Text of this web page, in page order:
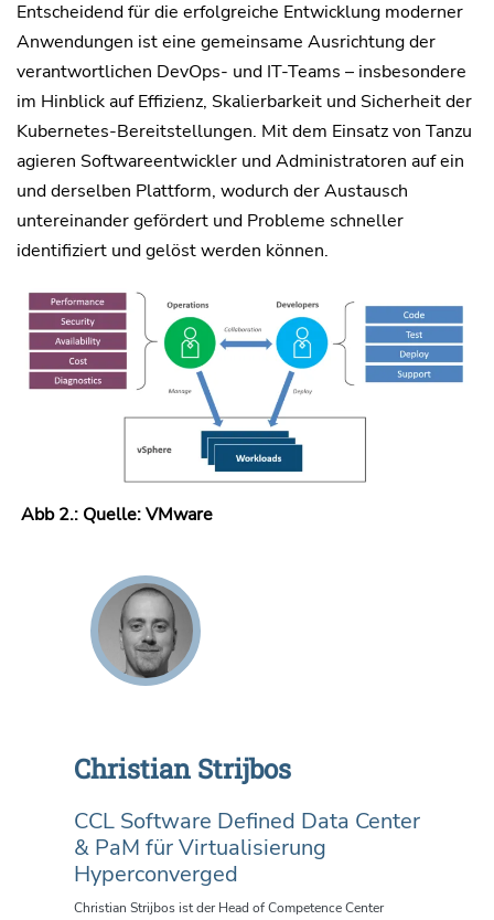
Entscheidend für die erfolgreiche Entwicklung moderner
Anwendungen ist eine gemeinsame Ausrichtung der
verantwortlichen DevOps- und IT-Teams – insbesondere
im Hinblick auf Effizienz, Skalierbarkeit und Sicherheit der
Kubernetes-Bereitstellungen. Mit dem Einsatz von Tanzu
agieren Softwareentwickler und Administratoren auf ein
und derselben Plattform, wodurch der Austausch
untereinander gefördert und Probleme schneller
identifiziert und gelöst werden können.
Abb 2.: Quelle: VMware
Christian Strijbos
CCL Software Defined Data Center
& PaM für Virtualisierung
Hyperconverged
Christian Strijbos ist der Head of Competence Center